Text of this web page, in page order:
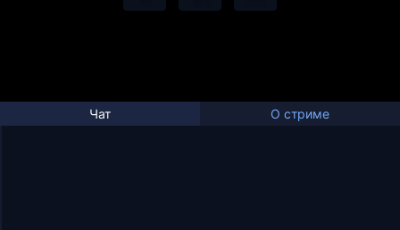
Чат О стриме